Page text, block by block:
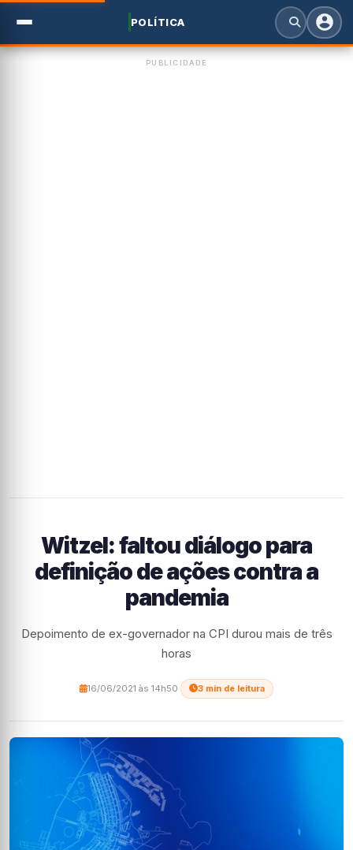
POLÍTICA
PUBLICIDADE
Witzel: faltou diálogo para
definição de ações contra a
pandemia
Depoimento de ex-governador na CPI durou mais de três
horas
16/06/2021 às 14h50 3 min de leitura